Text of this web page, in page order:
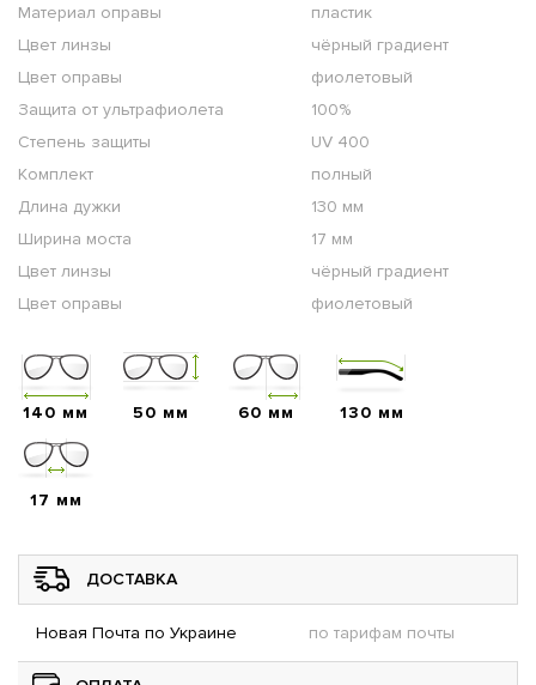
Материал оправы
пластик
Цвет линзы
чёрный градиент
Цвет оправы
фиолетовый
Защита от ультрафиолета
100%
Степень защиты
UV 400
Комплект
полный
Длина дужки
130 мм
Ширина моста
17 мм
Цвет линзы
чёрный градиент
Цвет оправы
фиолетовый
140 мм 50 мм 60 мм 130 мм
17 мм
ДОСТАВКА
Новая Почта по Украине по тарифам почты